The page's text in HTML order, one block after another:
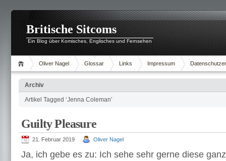
Britische Sitcoms
Ein Blog über Komisches, Englisches und Fernsehen
Oliver Nagel Glossar Links Impressum
Archiv
Artikel Tagged ‘Jenna Coleman’
Guilty Pleasure
21. Februar 2019 Oliver Nagel
Ja, ich gebe es zu: Ich sehe sehr gerne diese